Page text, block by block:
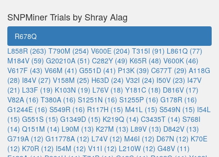
SNPMiner Trials by Shray Alag
R678Q
L858R (263) T790M (254) V600E (204) T315I (91) L861Q (77)
M184V (59) G20210A (51) C282Y (49) K65R (48) V600K (46)
V617F (43) V66M (41) G551D (41) P13K (39) C677T (29) A118G
(28) I84V (27) V158M (25) H63D (24) V32I (24) I50V (23) I47V
(21) L33F (19) K103N (19) L76V (18) Y181C (18) D816V (17)
V82A (16) T380A (16) S1251N (16) S1255P (16) G178R (16)
G1244E (16) S549R (16) R117H (15) M41L (15) S549N (15) I54L
(15) G551S (15) G1349D (15) K219Q (14) C3435T (14) S768I
(14) Q151M (14) L90M (13) K27M (13) L89V (13) D842V (13)
G719A (12) G11778A (12) L74V (12) M46I (12) D67N (12) K70E
(12) K70R (12) I54M (12) V11I (12) L210W (12) G48V (11)